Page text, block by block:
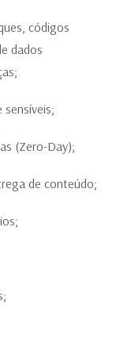
códigos
dados
(Zero-Day);
de conteúdo;